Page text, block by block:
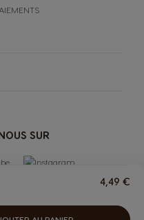
SUR
4,49 €